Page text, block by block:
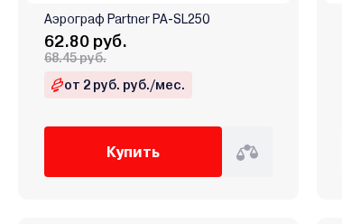
Аэрограф Partner PA-SL250
62.80 руб.
68.45 руб.
от 2 руб. руб./мес.
Купить